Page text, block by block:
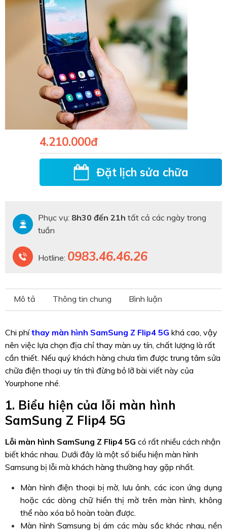
4.210.000đ
Đặt lịch sửa chữa
Phục vụ: 8h30 đến 21h tất cả các ngày trong
tuần
Hotline: 0983.46.46.26
Mô tả Thông tin chung Bình luận
Chi phíthay màn hình SamSung Z Flip4 5G khá cao, vậy
nên việc lựa chọn địa chỉ thay màn uy tín, chất lượng là rất
cần thiết. Nếu quý khách hàng chưa tìm được trung tâm sửa
chữa điện thoại uy tín thì đừng bỏ lỡ bài viết này của
Yourphone nhé.
1. Biểu hiện của lỗi màn hình
SamSung Z Flip4 5G
Lỗi màn hình SamSung Z Flip4 5G có rất nhiều cách nhận
biết khác nhau. Dưới đây là một số biểu hiện màn hình
Samsung bị lỗi mà khách hàng thường hay gặp nhất.
Màn hình điện thoại bị mờ, lưu ảnh, các icon ứng dụng
hoặc các dòng chữ hiển thị mờ trên màn hình, không
thể nào xóa bỏ hoàn toàn được.
Màn hình Samsung bị ám các màu sắc khác nhau, nền